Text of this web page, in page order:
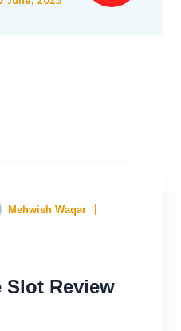
Mehwish Waqar
Slot Review